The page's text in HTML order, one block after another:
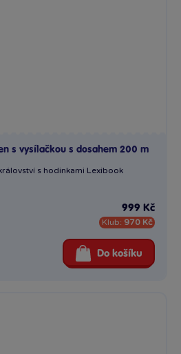
s vysílačkou s dosahem 200 m
s hodinkami Lexibook
999 Kč
Klub: 970 Kč
Do košíku